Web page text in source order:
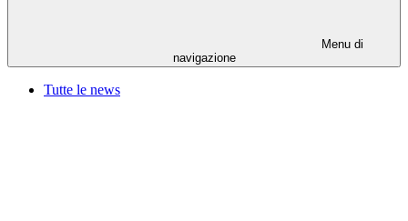
Menu di
navigazione
Tutte le news